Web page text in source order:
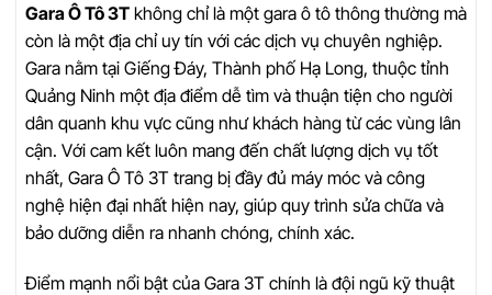
Gara Ô Tô 3T không chỉ là một gara ô tô thông thường mà
còn là một địa chỉ uy tín với các dịch vụ chuyên nghiệp.
Gara nằm tại Giếng Đáy, Thành phố Hạ Long, thuộc tỉnh
Quảng Ninh một địa điểm dễ tìm và thuận tiện cho người
dân quanh khu vực cũng như khách hàng từ các vùng lân
cận. Với cam kết luôn mang đến chất lượng dịch vụ tốt
nhất, Gara Ô Tô 3T trang bị đầy đủ máy móc và công
nghệ hiện đại nhất hiện nay, giúp quy trình sửa chữa và
bảo dưỡng diễn ra nhanh chóng, chính xác.
Điểm mạnh nổi bật của Gara 3T chính là đội ngũ kỹ thuật